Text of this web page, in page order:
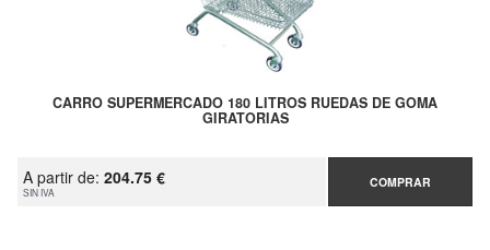
CARRO SUPERMERCADO 180 LITROS RUEDAS DE GOMA
GIRATORIAS
A partir de: 204.75 €
SIN IVA
COMPRAR